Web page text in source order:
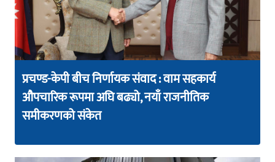
प्रचण्ड-केपी बीच निर्णायक संवाद : वाम सहकार्य
औपचारिक रूपमा अघि बढ्यो, नयाँ राजनीतिक
समीकरणको संकेत